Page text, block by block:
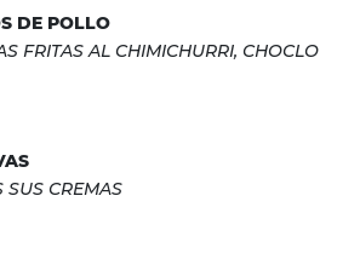
DE POLLO
FRITAS AL CHIMICHURRI, CHOCLO
SUS CREMAS